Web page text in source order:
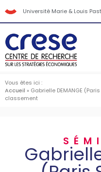
Université Marie & Louis
Vous êtes ici :
Accueil » Gabrielle DEMANGE
classement